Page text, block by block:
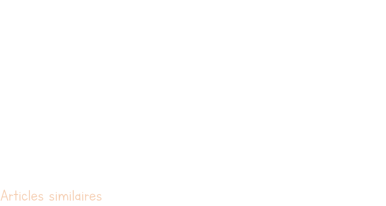
Articles similaires